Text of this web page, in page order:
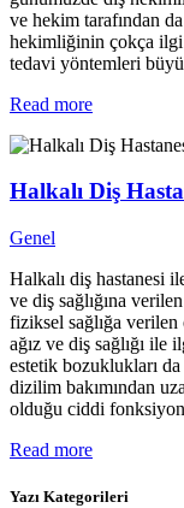
ve hekim tarafından
hekimliğinin çokça ilgi
tedavi yöntemleri
Read more
Halkalı Diş
Genel
Halkalı diş hastanesi
ve diş sağlığına
fiziksel sağlığa
ağız ve diş sağlığı
estetik bozuklukları
dizilim bakımından
olduğu ciddi
Read more
Yazı Kategorileri